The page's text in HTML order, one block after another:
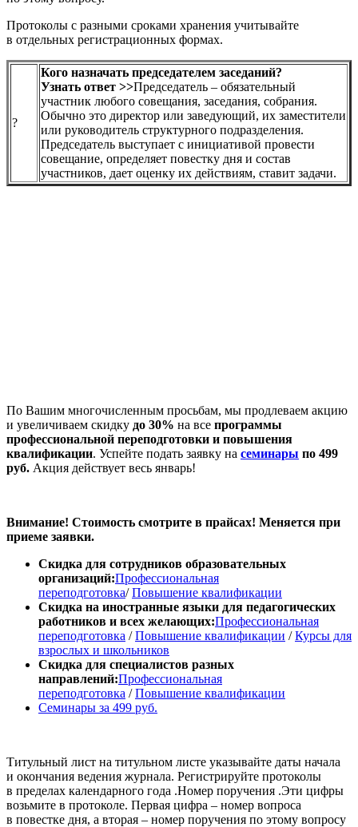
Протоколы с разными сроками хранения учитывайте
в отдельных регистрационных формах.
?
Кого назначать председателем заседаний?
Узнать ответ >>Председатель – обязательный
участник любого совещания, заседания, собрания.
Обычно это директор или заведующий, их заместители
или руководитель структурного подразделения.
Председатель выступает с инициативой провести
совещание, определяет повестку дня и состав
участников, дает оценку их действиям, ставит задачи.
По Вашим многочисленным просьбам, мы продлеваем акцию
и увеличиваем скидку до 30% на все программы
профессиональной переподготовки и повышения
квалификации. Успейте подать заявку на семинары по 499
руб. Акция действует весь январь!
Внимание! Стоимость смотрите в прайсах! Меняется при
приеме заявки.
Скидка для сотрудников образовательных
организаций:Профессиональная
переподготовка/Повышение квалификации
Скидка на иностранные языки для педагогических
работников и всех желающих:Профессиональная
переподготовка /Повышение квалификации /Курсы для
взрослых и школьников
Скидка для специалистов разных
направлений:Профессиональная
переподготовка /Повышение квалификации
Семинары за 499 руб.
Титульный лист на титульном листе указывайте даты начала
и окончания ведения журнала. Регистрируйте протоколы
в пределах календарного года .Номер поручения .Эти цифры
возьмите в протоколе. Первая цифра – номер вопроса
в повестке дня, а вторая – номер поручения по этому вопросу